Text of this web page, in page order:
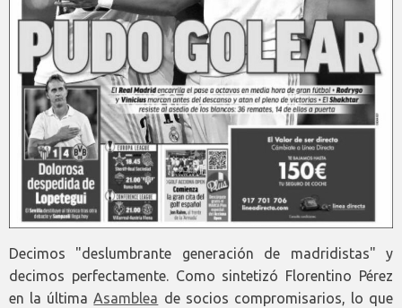
Decimos "deslumbrante generación de madridistas" y
decimos perfectamente. Como sintetizó Florentino Pérez
en la últimaAsamblea de socios compromisarios, lo que